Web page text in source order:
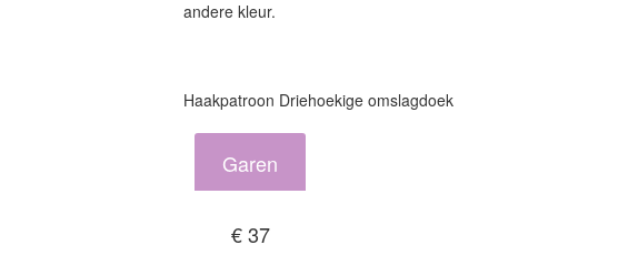
andere kleur.
Haakpatroon Driehoekige omslagdoek
Garen
€ 37